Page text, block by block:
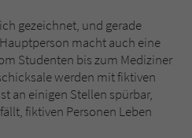
gezeichnet, und gerade
macht auch eine
Studenten bis zum Mediziner
werden mit fiktiven
an einigen Stellen spürbar,
fiktiven Personen Leben